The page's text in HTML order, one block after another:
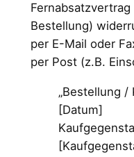
Bestellung)
per E-Mail oder
per Post (z.B.
„Bestellung /
[Datum]